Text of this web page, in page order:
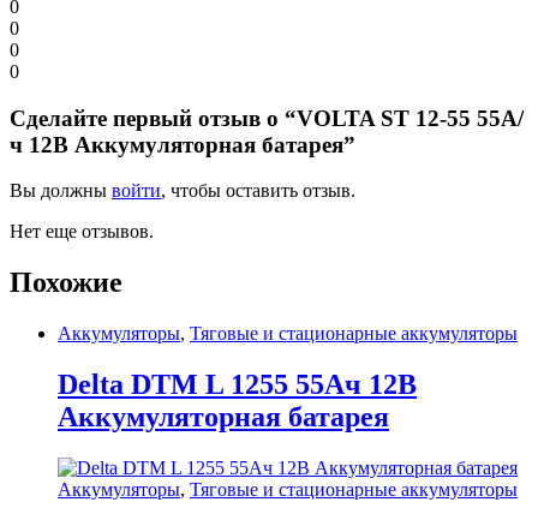
0
0
0
0
Сделайте первый отзыв о “VOLTA ST 12-55 55А/
ч 12В Аккумуляторная батарея”
Вы должны войти, чтобы оставить отзыв.
Нет еще отзывов.
Похожие
Аккумуляторы, Тяговые и стационарные аккумуляторы
Delta DTM L 1255 55Ач 12В
Аккумуляторная батарея
Аккумуляторы, Тяговые и стационарные аккумуляторы